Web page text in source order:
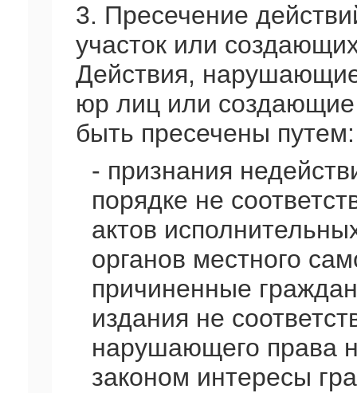
3. Пресечение
участок или
Действия,
юр лиц или создающие
быть пресечены путем:
- признания
порядке не
актов
органов местного
причиненные
издания не
нарушающего права
законом интересы